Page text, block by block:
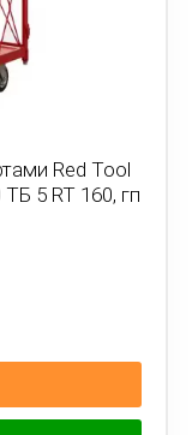
Red Tool
5 RT 160, гп